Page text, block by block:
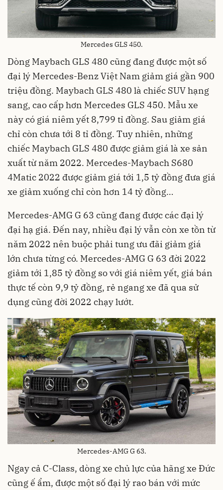
Mercedes GLS 450.
Dòng Maybach GLS 480 cũng đang được một số
đại lý Mercedes-Benz Việt Nam giảm giá gần 900
triệu đồng. Maybach GLS 480 là chiếc SUV hạng
sang, cao cấp hơn Mercedes GLS 450. Mẫu xe
này có giá niêm yết 8,799 tỉ đồng. Sau giảm giá
chỉ còn chưa tới 8 tỉ đồng. Tuy nhiên, những
chiếc Maybach GLS 480 được giảm giá là xe sản
xuất từ năm 2022. Mercedes-Maybach S680
4Matic 2022 được giảm giá tới 1,5 tỷ đồng đưa giá
xe giảm xuống chỉ còn hơn 14 tỷ đồng…
Mercedes-AMG G 63 cũng đang được các đại lý
đại hạ giá. Đến nay, nhiều đại lý vẫn còn xe tồn từ
năm 2022 nên buộc phải tung ưu đãi giảm giá
lớn chưa từng có. Mercedes-AMG G 63 đời 2022
giảm tới 1,85 tỷ đồng so với giá niêm yết, giá bán
thực tế còn 9,9 tỷ đồng, rẻ ngang xe đã qua sử
dụng cũng đời 2022 chạy lướt.
Mercedes-AMG G 63.
Ngay cả C-Class, dòng xe chủ lực của hãng xe Đức
cũng ế ẩm, được một số đại lý rao bán với mức